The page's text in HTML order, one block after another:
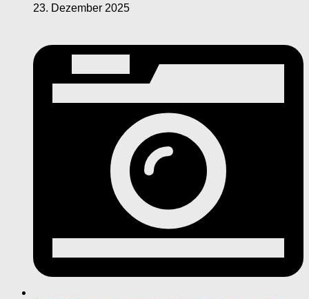
23. Dezember 2025